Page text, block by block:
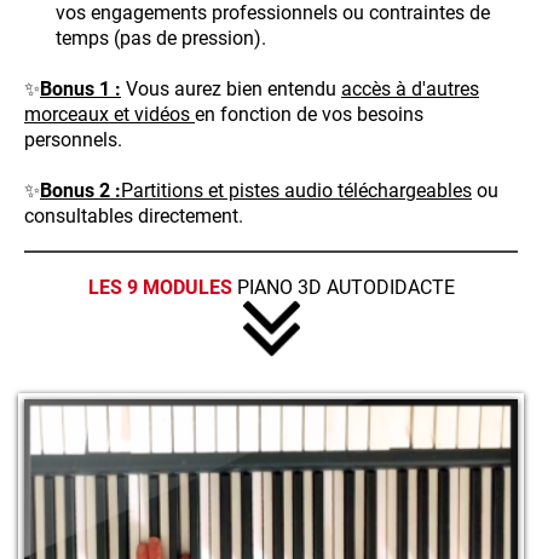
vos engagements professionnels ou contraintes de
temps (pas de pression).
✨Bonus 1 : Vous aurez bien entendu accès à d'autres
morceaux et vidéos en fonction de vos besoins
personnels.
✨Bonus 2 :Partitions et pistes audio téléchargeables ou
consultables directement.
LES 9 MODULESPIANO 3D AUTODIDACTE